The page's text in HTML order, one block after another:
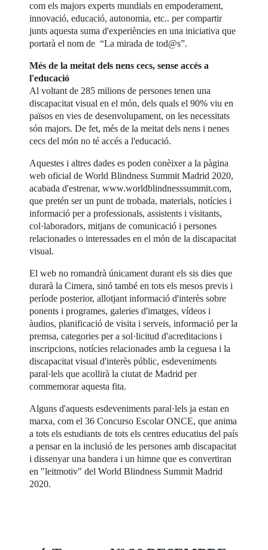
com els majors experts mundials en empoderament,
innovació, educació, autonomia, etc.. per compartir
junts aquesta suma d'experiències en una iniciativa que
portarà el nom de “La mirada de tod@s”.
Més de la meitat dels nens cecs, sense accés a
l'educació
Al voltant de 285 milions de persones tenen una
discapacitat visual en el món, dels quals el 90% viu en
països en vies de desenvolupament, on les necessitats
són majors. De fet, més de la meitat dels nens i nenes
cecs del món no té accés a l'educació.
Aquestes i altres dades es poden conèixer a la pàgina
web oficial de World Blindness Summit Madrid 2020,
acabada d'estrenar, www.worldblindnesssummit.com,
que pretén ser un punt de trobada, materials, notícies i
informació per a professionals, assistents i visitants,
col·laboradors, mitjans de comunicació i persones
relacionades o interessades en el món de la discapacitat
visual.
El web no romandrà únicament durant els sis dies que
durarà la Cimera, sinó també en tots els mesos previs i
període posterior, allotjant informació d'interès sobre
ponents i programes, galeries d'imatges, vídeos i
àudios, planificació de visita i serveis, informació per la
premsa, categories per a sol·licitud d'acreditacions i
inscripcions, notícies relacionades amb la ceguesa i la
discapacitat visual d'interès públic, esdeveniments
paral·lels que acollirà la ciutat de Madrid per
commemorar aquesta fita.
Alguns d'aquests esdeveniments paral·lels ja estan en
marxa, com el 36 Concurso Escolar ONCE, que anima
a tots els estudiants de tots els centres educatius del país
a pensar en la inclusió de les persones amb discapacitat
i dissenyar una bandera i un himne que es convertiran
en "leitmotiv" del World Blindness Summit Madrid
2020.